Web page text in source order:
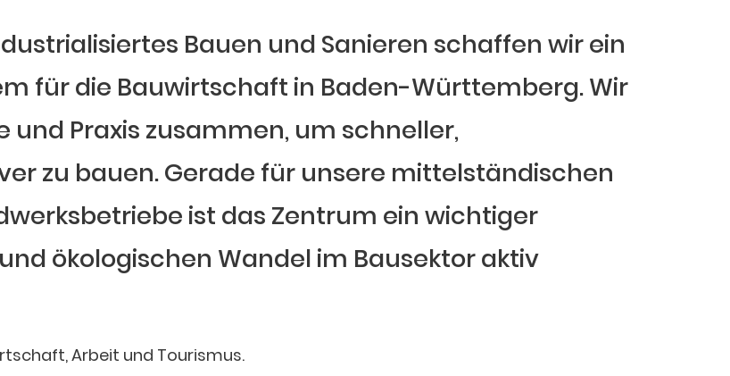
Bauen und Sanieren schaffen wir ein
für die Bauwirtschaft in Baden-Württemberg. Wir
und Praxis zusammen, um schneller,
zu bauen. Gerade für unsere mittelständischen
ist das Zentrum ein wichtiger
ökologischen Wandel im Bausektor aktiv
Arbeit und Tourismus.